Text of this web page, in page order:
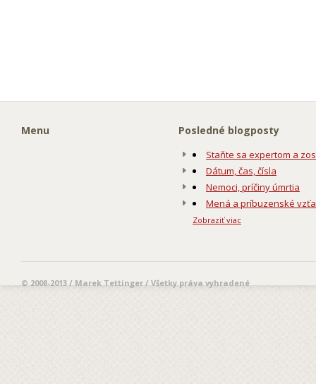
Menu Posledné blogposty
Staňte sa expertom a
Dátum, čas, čísla
Nemoci, príčiny úmrtia
Mená a príbuzenské
Zobraziť viac
© 2008-2013 / Marek Tettinger / Všetky práva vyhradené